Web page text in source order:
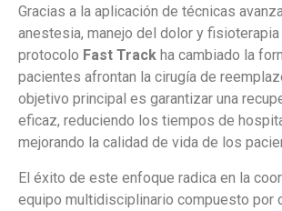
Gracias a la aplicación de técnicas
anestesia, manejo del dolor y fisioterapia
protocolo Fast Track ha cambiado la
pacientes afrontan la cirugía de
objetivo principal es garantizar una
eficaz, reduciendo los tiempos de
mejorando la calidad de vida de los
El éxito de este enfoque radica en la
equipo multidisciplinario compuesto por